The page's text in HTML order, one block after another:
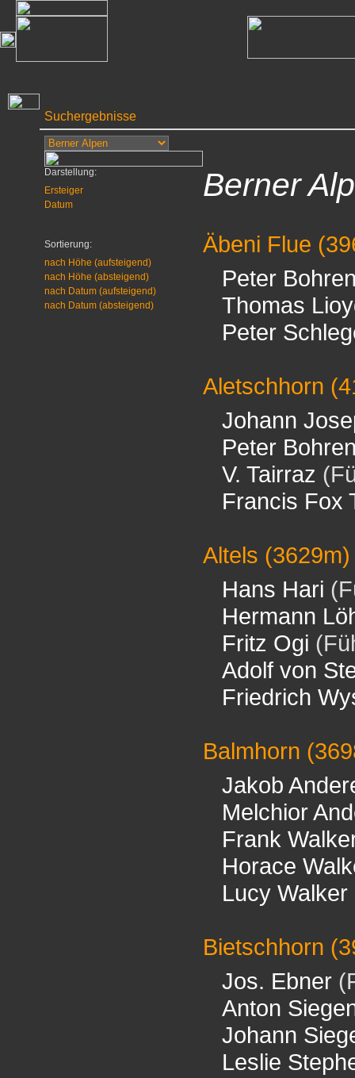
Suchergebnisse
Darstellung:
Ersteiger
Datum
Sortierung:
nach Höhe (aufsteigend)
nach Höhe (absteigend)
nach Datum (aufsteigend)
nach Datum (absteigend)
Berner
Äbeni Flue
Peter
Thomas
Peter
Aletschhorn
Johann
Peter
V. Tairraz
Francis Fox
Altels (3629m)
Hans Hari
Hermann
Fritz Ogi
Adolf von
Friedrich
Balmhorn
Jakob
Melchior
Frank
Horace
Lucy Walker
Bietschhorn
Jos. Ebner
Anton
Johann
Leslie